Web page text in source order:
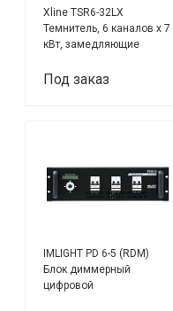
Xline TSR6-32LX
Темнитель, 6 каналов x 7
кВт, замедляющие
Под заказ
IMLIGHT PD 6-5 (RDM)
Блок диммерный
цифровой